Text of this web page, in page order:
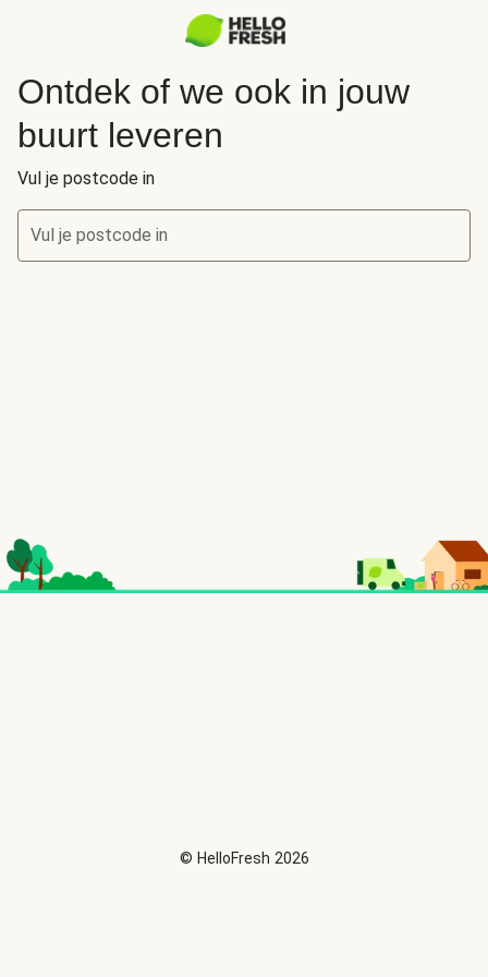
Ontdek of we ook in jouw
buurt leveren
Vul je postcode in
Vul je postcode in
© HelloFresh 2026